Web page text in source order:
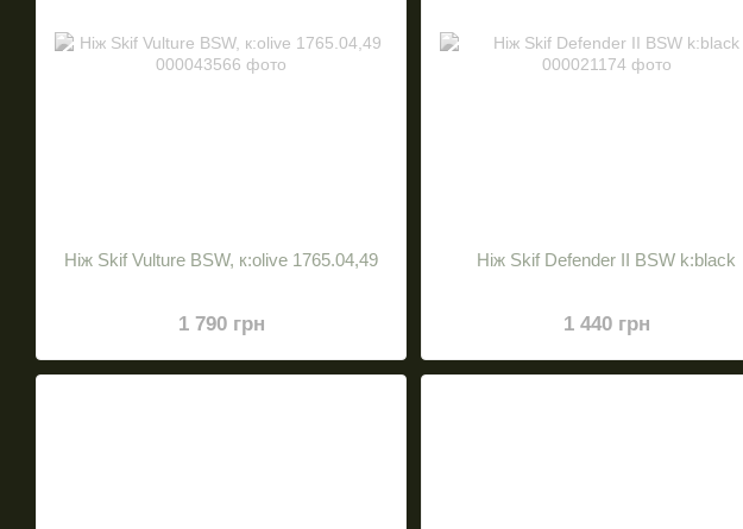
Ніж Skif Vulture BSW, к:olive 1765.04,49
1 790 грн
Нiж Skif Defender II BSW k:black
1 440 грн